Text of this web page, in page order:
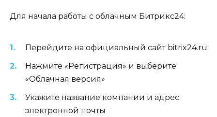
Для начала работы с облачным Битрикс24:
Перейдите на официальный сайт bitrix24.ru
Нажмите «Регистрация» и выберите
«Облачная версия»
Укажите название компании и адрес
электронной почты